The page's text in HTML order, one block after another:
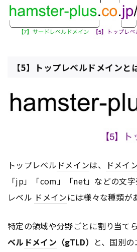
【5】トップレベルドメインと
トップレベル ドメインは、 ドメイ
「jp」「com」「net」などの文
レベル ドメインには様々な種類が
特定の領域や分野ごとに割り当て
ベル ドメイン （gTLD） と、国別